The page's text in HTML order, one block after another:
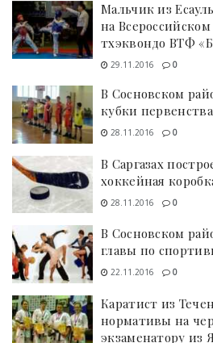
Мальчик из
на
тхэквондо ВТФ
29.11.2016 0
В Сосновском
кубки
28.11.2016 0
В Саргазах
хоккейная
28.11.2016 0
В Сосновском
главы по
22.11.2016 0
Каратист из
нормативы на
экзаменатору из